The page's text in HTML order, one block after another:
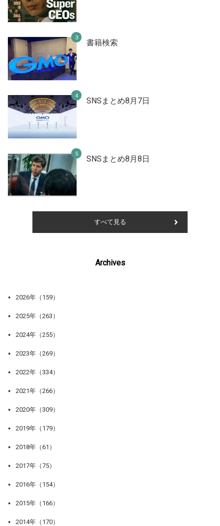
書籍検索
SNSまとめ8月7日
SNSまとめ8月8日
すべて見る
Archives
2026年（159）
2025年（263）
2024年（255）
2023年（269）
2022年（334）
2021年（266）
2020年（309）
2019年（179）
2018年（61）
2017年（75）
2016年（154）
2015年（166）
2014年（170）